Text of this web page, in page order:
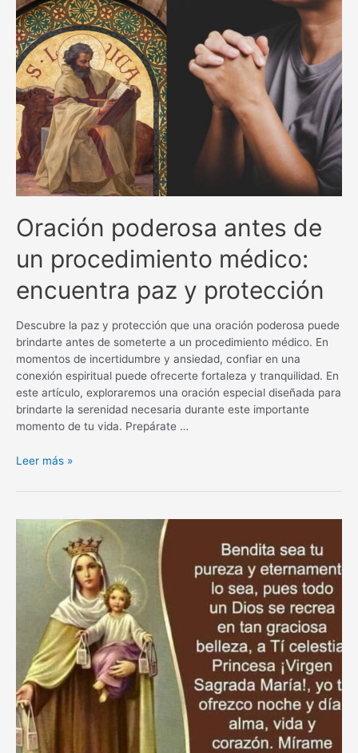
San
Alejo
para
separar
y
alejar
todo
lo
negativo.
Oración poderosa antes de
un procedimiento médico:
encuentra paz y protección
Descubre la paz y protección que una oración poderosa puede
brindarte antes de someterte a un procedimiento médico. En
momentos de incertidumbre y ansiedad, confiar en una
conexión espiritual puede ofrecerte fortaleza y tranquilidad. En
este artículo, exploraremos una oración especial diseñada para
brindarte la serenidad necesaria durante este importante
momento de tu vida. Prepárate …
Oración
antes
procedimiento
encuentra
protección
Leer más »